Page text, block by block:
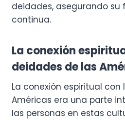
deidades, asegurando su
continua.
La conexión
deidades de las
La conexión espiritual con
Américas era una parte
las personas en estas